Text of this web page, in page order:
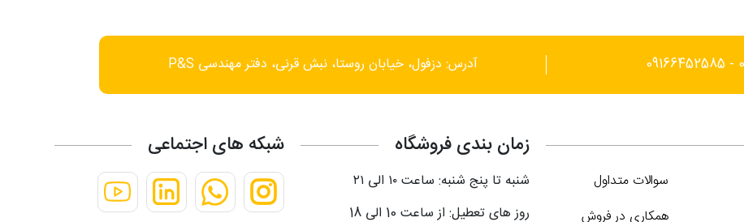
آدرس: دزفول، خیابان روستا، نبش قرنی، دفتر مهندسی P&S
سوالات متداول
همکاری در فروش
زمان بندی فروشگاه
شنبه تا پنج شنبه: ساعت ۱۰ الی ۲۱
روز های تعطیل: از ساعت 10 الی 18
شبکه های اجتماعی